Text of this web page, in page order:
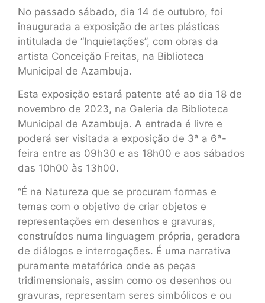
No passado sábado, dia 14 de outubro, foi
inaugurada a exposição de artes plásticas
intitulada de “Inquietações”, com obras da
artista Conceição Freitas, na Biblioteca
Municipal de Azambuja.
Esta exposição estará patente até ao dia 18 de
novembro de 2023, na Galeria da Biblioteca
Municipal de Azambuja. A entrada é livre e
poderá ser visitada a exposição de 3ª a 6ª-
feira entre as 09h30 e as 18h00 e aos sábados
das 10h00 às 13h00.
“É na Natureza que se procuram formas e
temas com o objetivo de criar objetos e
representações em desenhos e gravuras,
construídos numa linguagem própria, geradora
de diálogos e interrogações. É uma narrativa
puramente metafórica onde as peças
tridimensionais, assim como os desenhos ou
gravuras, representam seres simbólicos e ou